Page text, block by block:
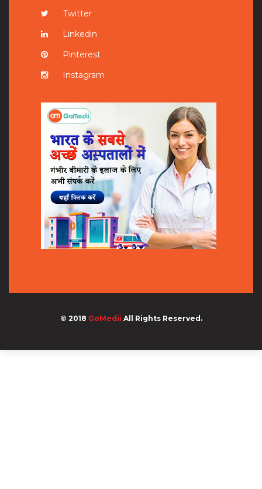
Twitter
Linkedin
Pinterest
Instagram
© 2018 GoMedii All Rights Reserved.